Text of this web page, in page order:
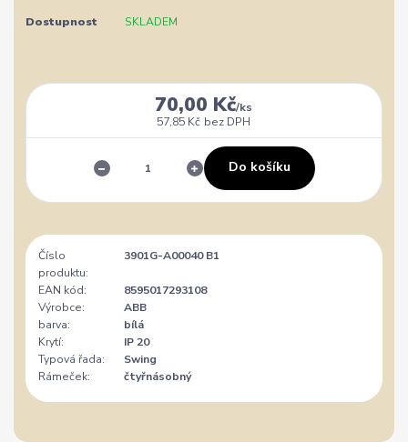
Dostupnost SKLADEM
70,00 Kč/ks
57,85 Kč bez DPH
Do košíku
Číslo
produktu:
3901G-A00040 B1
EAN kód:
8595017293108
Výrobce:
ABB
barva:
bílá
Krytí:
IP 20
Typová řada:
Swing
Rámeček:
čtyřnásobný